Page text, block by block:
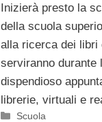
Inizierà presto la
della scuola
alla ricerca dei libri
serviranno durante
dispendioso
librerie, virtuali e
Categorie
Scuola